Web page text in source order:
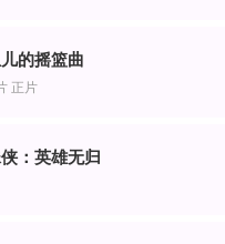
宗华,黄卓玲,元彬,黄华和,林雪
扬,町田悠宇,粘土大介
二季
国语
国权
的摇篮曲
正片
：英雄无归